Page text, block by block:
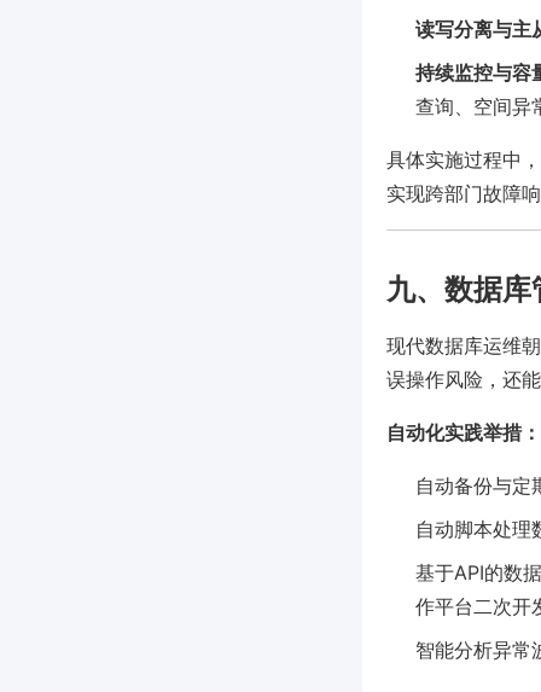
读写分离与主
持续监控与容
查询、空间异
具体实施过程中
实现跨部门故障
九、数据
现代数据库运维
误操作风险，还
自动化实践举措：
自动备份与定
自动脚本处理
基于API的数
作平台二次开
智能分析异常